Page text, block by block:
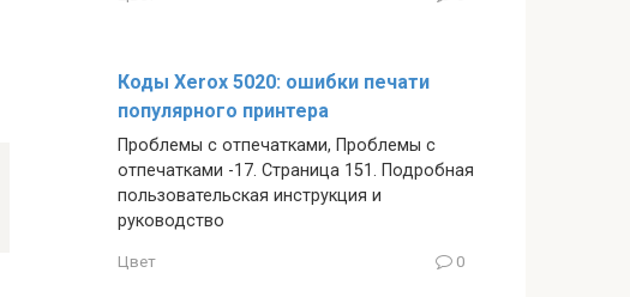
Коды Xerox 5020: ошибки печати
популярного принтера
Проблемы с отпечатками, Проблемы с
отпечатками -17. Страница 151. Подробная
пользовательская инструкция и
руководство
Цвет 0